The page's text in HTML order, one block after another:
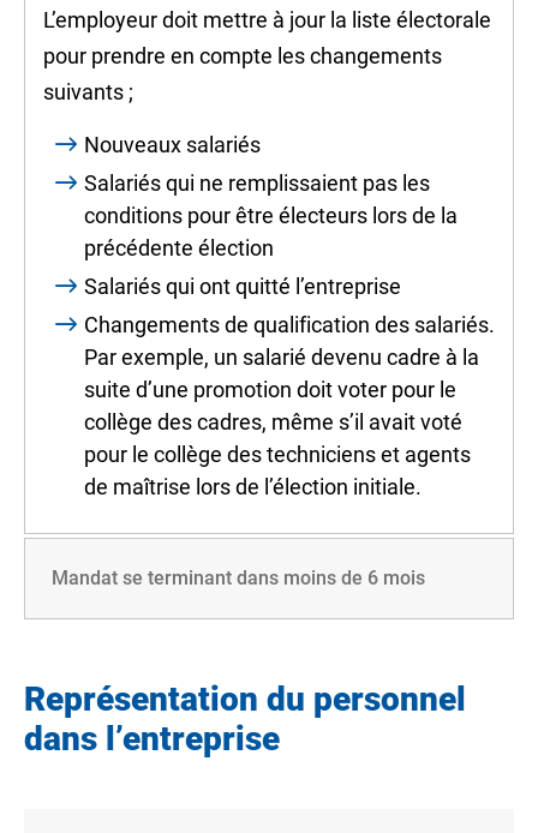
L’employeur doit mettre à jour la liste électorale
pour prendre en compte les changements
suivants ;
Nouveaux salariés
Salariés qui ne remplissaient pas les
conditions pour être électeurs lors de la
précédente élection
Salariés qui ont quitté l’entreprise
Changements de qualification des salariés.
Par exemple, un salarié devenu cadre à la
suite d’une promotion doit voter pour le
collège des cadres, même s’il avait voté
pour le collège des techniciens et agents
de maîtrise lors de l’élection initiale.
Mandat se terminant dans moins de 6 mois
Représentation du personnel
dans l’entreprise